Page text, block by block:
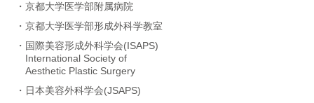
・京都大学医学部附属病院
・京都大学医学部形成外科学教室
・国際美容形成外科学会(ISAPS)
International Society of
Aesthetic Plastic Surgery
・日本美容外科学会(JSAPS)